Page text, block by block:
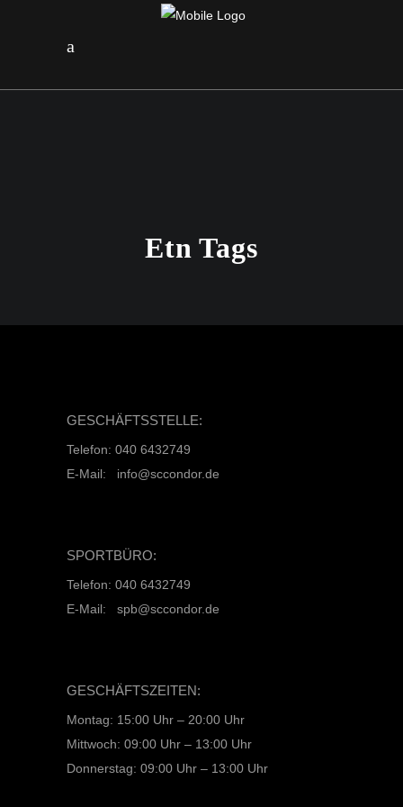
Etn Tags
GESCHÄFTSSTELLE:
Telefon: 040 6432749
E-Mail: info@sccondor.de
SPORTBÜRO:
Telefon: 040 6432749
E-Mail: spb@sccondor.de
GESCHÄFTSZEITEN:
Montag: 15:00 Uhr – 20:00 Uhr
Mittwoch: 09:00 Uhr – 13:00 Uhr
Donnerstag: 09:00 Uhr – 13:00 Uhr